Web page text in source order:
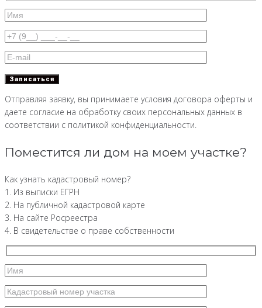
Отправляя заявку, вы принимаете условия договора оферты и
даете согласие на обработку своих персональных данных в
соответствии с политикой конфиденциальности.
Поместится ли дом на моем участке?
Как узнать кадастровый номер?
1. Из выписки ЕГРН
2. На публичной кадастровой карте
3. На сайте Росреестра
4. В свидетельстве о праве собственности